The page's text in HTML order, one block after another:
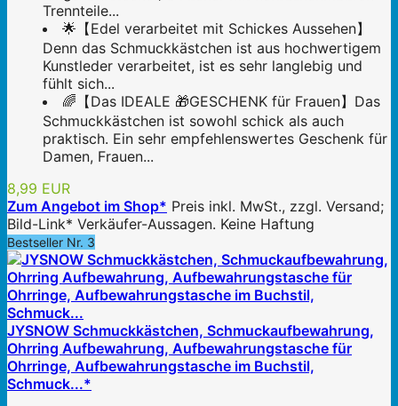
Trennteile...
🌟【Edel verarbeitet mit Schickes Aussehen】
Denn das Schmuckkästchen ist aus hochwertigem
Kunstleder verarbeitet, ist es sehr langlebig und
fühlt sich...
🌈【Das IDEALE 🎁GESCHENK für Frauen】Das
Schmuckkästchen ist sowohl schick als auch
praktisch. Ein sehr empfehlenswertes Geschenk für
Damen, Frauen...
8,99 EUR
Zum Angebot im Shop* Preis inkl. MwSt., zzgl. Versand;
Bild-Link* Verkäufer-Aussagen. Keine Haftung
Bestseller Nr. 3
JYSNOW Schmuckkästchen, Schmuckaufbewahrung,
Ohrring Aufbewahrung, Aufbewahrungstasche für
Ohrringe, Aufbewahrungstasche im Buchstil,
Schmuck...*